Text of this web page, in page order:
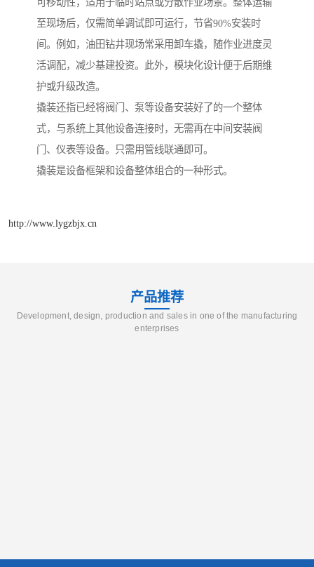
可移动性，适用于临时站点或分散作业场景。整体运输
至现场后，仅需简单调试即可运行，节省90%安装时
间。例如，油田钻井现场常采用卸车撬，随作业进度灵
活调配，减少基建投资。此外，模块化设计便于后期维
护或升级改造。
撬装还指已经将阀门、泵等设备安装好了的一个整体
式，与系统上其他设备连接时，无需再在中间安装阀
门、仪表等设备。只需用管线联通即可。
撬装是设备框架和设备整体组合的一种形式。
http://www.lygzbjx.cn
产品推荐
Development, design, production and sales in one of the manufacturing
enterprises